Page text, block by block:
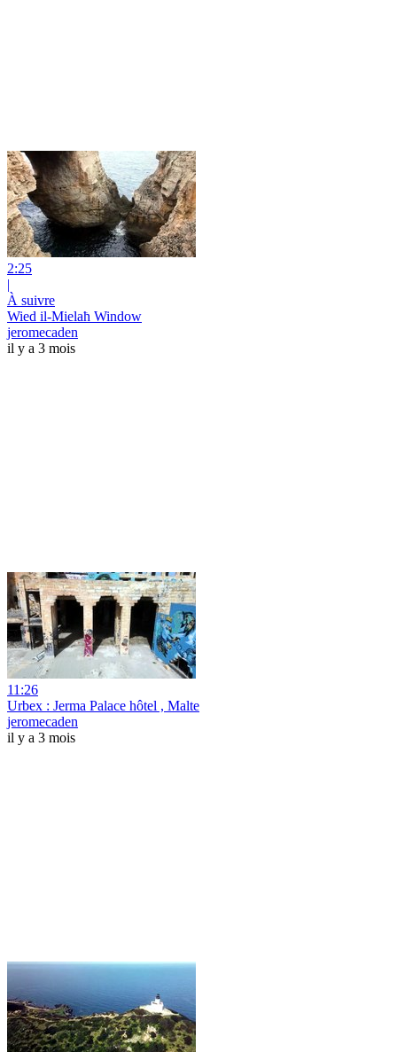
2:25
|
À suivre
Wied il-Mielaħ Window
jeromecaden
il y a 3 mois
11:26
Urbex : Jerma Palace hôtel , Malte
jeromecaden
il y a 3 mois